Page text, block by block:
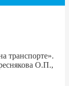
транспорте».
О.П.,